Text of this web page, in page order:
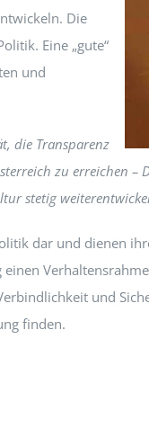
Die
Eine „gute“
und
die Transparenz
zu erreichen
stetig
dar und dienen
und
finden.